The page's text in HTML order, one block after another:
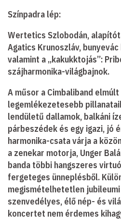
Színpadra lép:
Wertetics Szlobodán,
Agatics Krunoszláv,
valamint a „kakukktojás”:
szájharmonika-világbajnok.
A műsor a Cimbaliband
legemlékezetesebb
lendületű dallamok, balkáni
párbeszédek és egy igazi, jó
harmonika-csata várja a
a zenekar motorja, Unger
banda többi hangszeres
fergeteges ünneplésből.
megismételhetetlen
szenvedélyes, élő nép- és
koncertet nem érdemes